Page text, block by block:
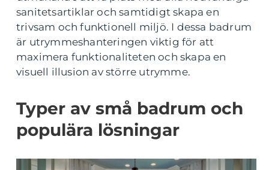
sanitetsartiklar och samtidigt skapa en
trivsam och funktionell miljö. I dessa badrum
är utrymmeshanteringen viktig för att
maximera funktionaliteten och skapa en
visuell illusion av större utrymme.
Typer av små badrum och
populära lösningar